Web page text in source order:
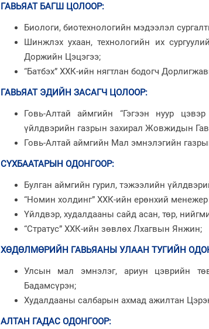
ГАВЬЯАТ БАГШ ЦОЛООР:
Биологи, биотехнологийн мэдээлэл
Шинжлэх ухаан, технологийн их
Доржийн Цэцэгээ;
“Батбэх” ХХК-ийн нягтлан бодогч
ГАВЬЯАТ ЭДИЙН ЗАСАГЧ ЦОЛООР:
Говь-Алтай аймгийн “Гэгээн нуур
үйлдвэрийн газрын захирал Жовжидын
Говь-Алтай аймгийн Мал эмнэлэгийн
СҮХБААТАРЫН ОДОНГООР:
Булган аймгийн гурил, тэжээлийн
“Номин холдинг” ХХК-ийн ерөнхий
Үйлдвэр, худалдааны сайд асан, төр,
“Стратус” ХХК-ийн зөвлөх Лхагвын Янжин;
ХӨДӨЛМӨРИЙН ГАВЬЯАНЫ УЛААН ТУГИЙН
Улсын мал эмнэлэг, ариун цэврийн
Бадамсүрэн;
Худалдааны салбарын ахмад ажилтан
АЛТАН ГАДАС ОДОНГООР: